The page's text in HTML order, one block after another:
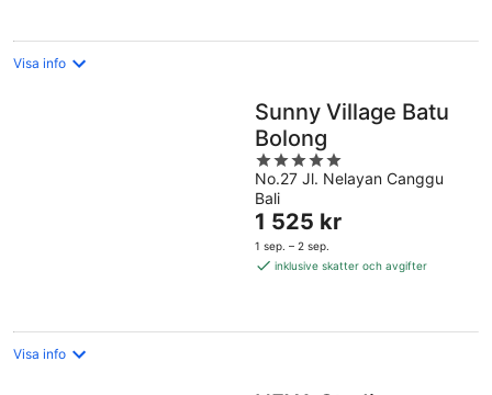
Visa info
Sunny Village Batu
Bolong
5
out
of
5
No.27 Jl. Nelayan Canggu
Bali
Priset
är
1 525 kr
1 525 kr
1 sep. – 2 sep.
inklusive skatter och avgifter
Visa info